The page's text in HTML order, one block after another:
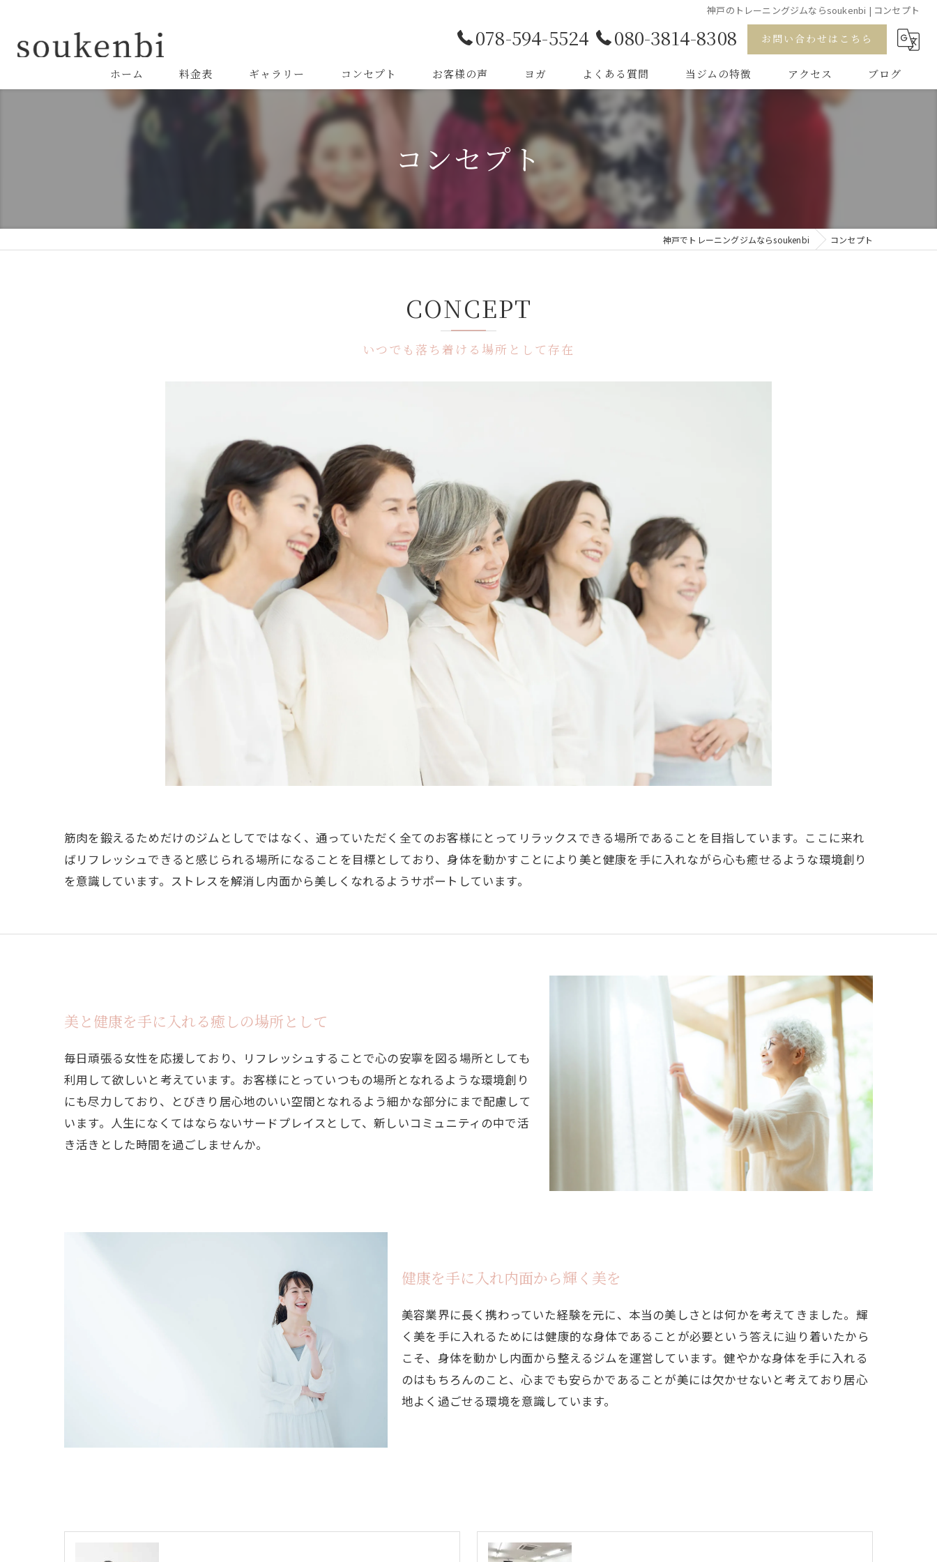
神戸のトレーニングジムならsoukenbi | コンセプト
078-594-5524 080-3814-8308 お問い合わせはこちら
ホーム 料金表 ギャラリー コンセプト お客様の声 ヨガ よくある質問 当ジムの特徴
ダンス
ボディケア
アクセス ブログ
コンセプト
神戸でトレーニングジムならsoukenbi コンセプト
いつでも落ち着ける場所として存在
CONCEPT
筋肉を鍛えるためだけのジムとしてではなく、通っていただく全てのお客様にとってリラックスできる場所であることを目指しています。ここに来れ
ばリフレッシュできると感じられる場所になることを目標としており、身体を動かすことにより美と健康を手に入れながら心も癒せるような環境創り
を意識しています。ストレスを解消し内面から美しくなれるようサポートしています。
美と健康を手に入れる癒しの場所として
毎日頑張る女性を応援しており、リフレッシュすることで心の安寧を図る場所としても
利用して欲しいと考えています。お客様にとっていつもの場所となれるような環境創り
にも尽力しており、とびきり居心地のいい空間となれるよう細かな部分にまで配慮して
います。人生になくてはならないサードプレイスとして、新しいコミュニティの中で活
き活きとした時間を過ごしませんか。
健康を手に入れ内面から輝く美を
美容業界に長く携わっていた経験を元に、本当の美しさとは何かを考えてきました。輝
く美を手に入れるためには健康的な身体であることが必要という答えに辿り着いたから
こそ、身体を動かし内面から整えるジムを運営しています。健やかな身体を手に入れる
のはもちろんのこと、心までも安らかであることが美には欠かせないと考えており居心
地よく過ごせる環境を意識しています。